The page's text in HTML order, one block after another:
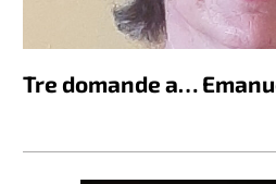
Tre domande a…